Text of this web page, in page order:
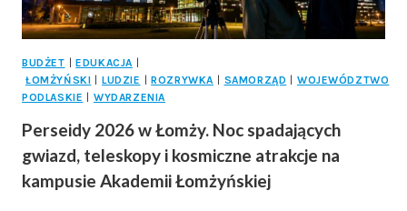
BUDŻET EDUKACJA
ŁOMŻYŃSKI
LUDZIE ROZRYWKA SAMORZĄD
WOJEWÓDZTWO
PODLASKIE
WYDARZENIA
Perseidy 2026 w Łomży. Noc spadających
gwiazd, teleskopy i kosmiczne atrakcje na
kampusie Akademii Łomżyńskiej